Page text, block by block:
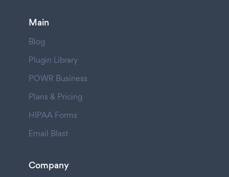
Main
Blog
Plugin Library
POWR Business
Plans & Pricing
HIPAA Forms
Email Blast
Company